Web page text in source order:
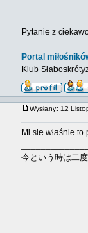
Pytanie z
Portal
Klub
Wysłany: 12
Mi sie właśnie
今という時は二